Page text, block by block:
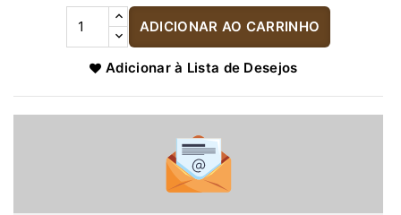
ADICIONAR AO CARRINHO
Adicionar à Lista de Desejos